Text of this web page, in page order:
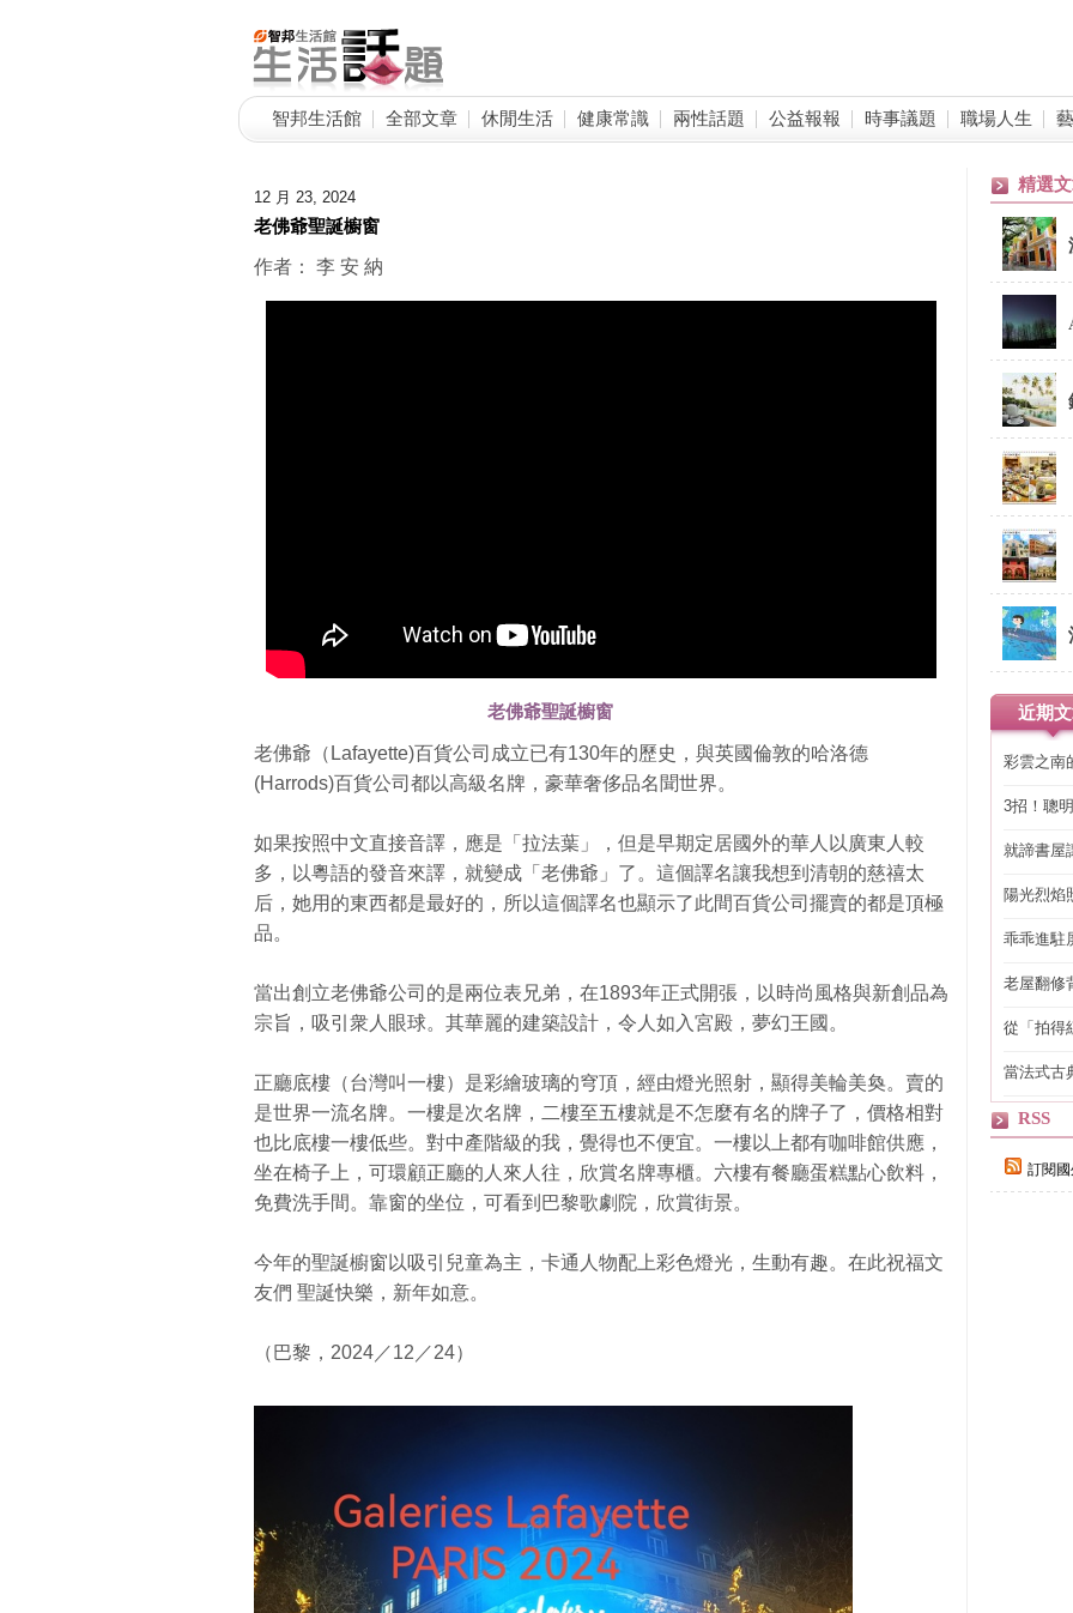
智邦生活館 全部文章 休閒生活 健康常識 兩性話題 公益報報 時事議題 職場人生
12 月 23, 2024
老佛爺聖誕櫥窗
作者： 李 安 納
老佛爺聖誕櫥窗
老佛爺（Lafayette)百貨公司成立已有130年的歷史，與英國倫敦的哈洛德
(Harrods)百貨公司都以高級名牌，豪華奢侈品名聞世界。
如果按照中文直接音譯，應是「拉法葉」，但是早期定居國外的華人以廣東人較
多，以粵語的發音來譯，就變成「老佛爺」了。這個譯名讓我想到清朝的慈禧太
后，她用的東西都是最好的，所以這個譯名也顯示了此間百貨公司擺賣的都是頂極
品。
當出創立老佛爺公司的是兩位表兄弟，在1893年正式開張，以時尚風格與新創品為
宗旨，吸引衆人眼球。其華麗的建築設計，令人如入宮殿，夢幻王國。
正廳底樓（台灣叫一樓）是彩繪玻璃的穹頂，經由燈光照射，顯得美輪美奐。賣的
是世界一流名牌。一樓是次名牌，二樓至五樓就是不怎麼有名的牌子了，價格相對
也比底樓一樓低些。對中產階級的我，覺得也不便宜。一樓以上都有咖啡館供應，
坐在椅子上，可環顧正廳的人來人往，欣賞名牌專櫃。六樓有餐廳蛋糕點心飲料，
免費洗手間。靠窗的坐位，可看到巴黎歌劇院，欣賞街景。
今年的聖誕櫥窗以吸引兒童為主，卡通人物配上彩色燈光，生動有趣。在此祝福文
友們 聖誕快樂，新年如意。
（巴黎，2024／12／24）
精選
近期
彩雲之南
3招！聰
就諦書屋
陽光烈焰
乖乖進駐
老屋翻修
從「拍得
當法式古
RSS
訂閱